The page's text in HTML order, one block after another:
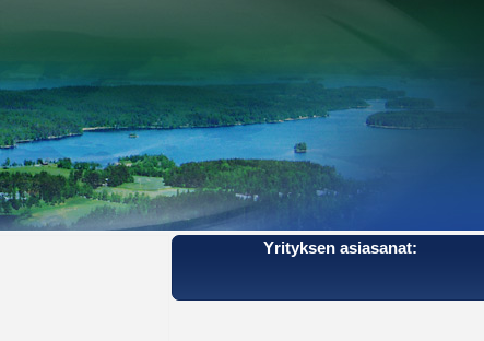
Yrityksen asiasanat: